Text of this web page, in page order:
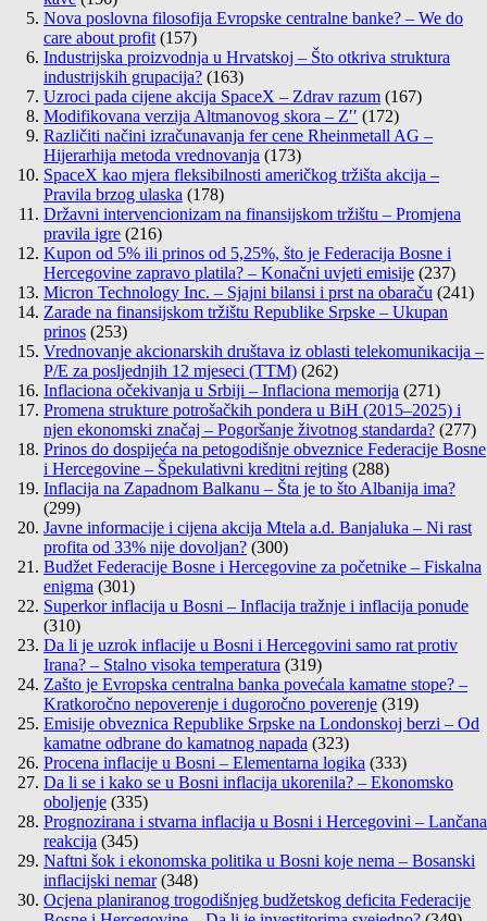
Nova poslovna filosofija Evropske centralne banke? – We do
care about profit (157)
Industrijska proizvodnja u Hrvatskoj – Što otkriva struktura
industrijskih grupacija? (163)
Uzroci pada cijene akcija SpaceX – Zdrav razum (167)
Modifikovana verzija Altmanovog skora – Z′′ (172)
Različiti načini izračunavanja fer cene Rheinmetall AG –
Hijerarhija metoda vrednovanja (173)
SpaceX kao mjera fleksibilnosti američkog tržišta akcija –
Pravila brzog ulaska (178)
Državni intervencionizam na finansijskom tržištu – Promjena
pravila igre (216)
Kupon od 5% ili prinos od 5,25%, što je Federacija Bosne i
Hercegovine zapravo platila? – Konačni uvjeti emisije (237)
Micron Technology Inc. – Sjajni bilansi i prst na obaraču (241)
Zarade na finansijskom tržištu Republike Srpske – Ukupan
prinos (253)
Vrednovanje akcionarskih društava iz oblasti telekomunikacija –
P/E za posljednjih 12 mjeseci (TTM) (262)
Inflaciona očekivanja u Srbiji – Inflaciona memorija (271)
Promena strukture potrošačkih pondera u BiH (2015–2025) i
njen ekonomski značaj – Pogoršanje životnog standarda? (277)
Prinos do dospijeća na petogodišnje obveznice Federacije Bosne
i Hercegovine – Špekulativni kreditni rejting (288)
Inflacija na Zapadnom Balkanu – Šta je to što Albanija ima?
(299)
Javne informacije i cijena akcija Mtela a.d. Banjaluka – Ni rast
profita od 33% nije dovoljan? (300)
Budžet Federacije Bosne i Hercegovine za početnike – Fiskalna
enigma (301)
Superkor inflacija u Bosni – Inflacija tražnje i inflacija ponude
(310)
Da li je uzrok inflacije u Bosni i Hercegovini samo rat protiv
Irana? – Stalno visoka temperatura (319)
Zašto je Evropska centralna banka povećala kamatne stope? –
Kratkoročno nepoverenje i dugoročno poverenje (319)
Emisije obveznica Republike Srpske na Londonskoj berzi – Od
kamatne odbrane do kamatnog napada (323)
Procena inflacije u Bosni – Elementarna logika (333)
Da li se i kako se u Bosni inflacija ukorenila? – Ekonomsko
oboljenje (335)
Prognozirana i stvarna inflacija u Bosni i Hercegovini – Lančana
reakcija (345)
Naftni šok i ekonomska politika u Bosni koje nema – Bosanski
inflacijski nemar (348)
Ocjena planiranog trogodišnjeg budžetskog deficita Federacije